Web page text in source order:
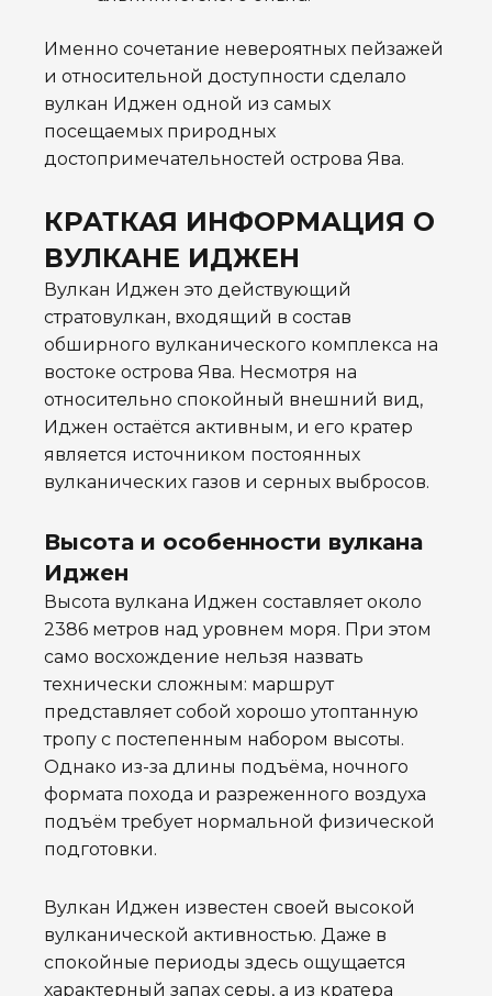
Именно сочетание невероятных пейзажей
и относительной доступности сделало
вулкан Иджен одной из самых
посещаемых природных
достопримечательностей острова Ява.
КРАТКАЯ ИНФОРМАЦИЯ О
ВУЛКАНЕ ИДЖЕН
Вулкан Иджен это действующий
стратовулкан, входящий в состав
обширного вулканического комплекса на
востоке острова Ява. Несмотря на
относительно спокойный внешний вид,
Иджен остаётся активным, и его кратер
является источником постоянных
вулканических газов и серных выбросов.
Высота и особенности вулкана
Иджен
Высота вулкана Иджен составляет около
2386 метров над уровнем моря. При этом
само восхождение нельзя назвать
технически сложным: маршрут
представляет собой хорошо утоптанную
тропу с постепенным набором высоты.
Однако из-за длины подъёма, ночного
формата похода и разреженного воздуха
подъём требует нормальной физической
подготовки.
Вулкан Иджен известен своей высокой
вулканической активностью. Даже в
спокойные периоды здесь ощущается
характерный запах серы, а из кратера